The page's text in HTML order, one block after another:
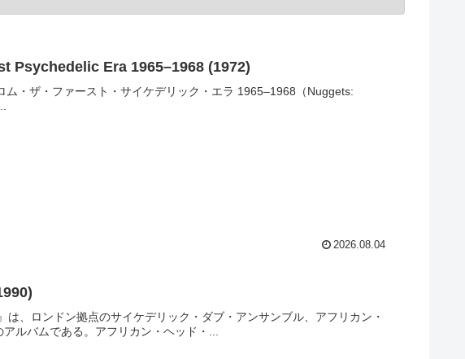
Era 1965–1968 (1972)
・ザ・ファースト・サイケデリック・エラ 1965–1968（Nuggets:
2026.08.04
、ロンドン拠点のサイケデリック・ダブ・アンサンブル、アフリカン・
ルバムである。アフリカン・ヘッド・...